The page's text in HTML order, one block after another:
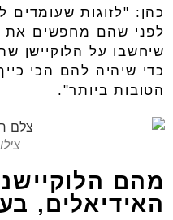
כהן: "לזוגות
לפני שהם מחפשים את
שיחשבו על הלוקיישן
כדי שיהיה להם הכי
הטובות ביותר".
מהם
האידיאלים,